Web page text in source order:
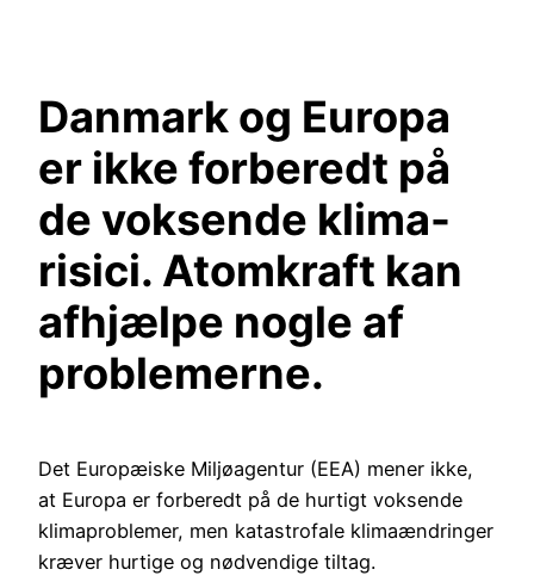
Danmark og Europa
er ikke forberedt på
de voksende klima-
risici. Atomkraft kan
afhjælpe nogle af
problemerne.
Det Europæiske Miljøagentur (EEA) mener ikke,
at Europa er forberedt på de hurtigt voksende
klimaproblemer, men katastrofale klimaændringer
kræver hurtige og nødvendige tiltag.